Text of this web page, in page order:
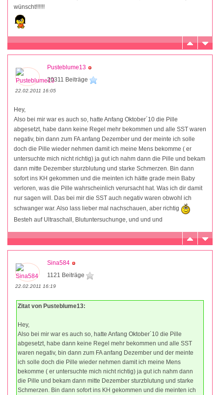
wünscht!!!!!!
Pusteblume13
20311 Beiträge
22.02.2011 16:05
Hey,
Also bei mir war es auch so, hatte Anfang Oktober´10 die Pille
abgesetzt, habe dann keine Regel mehr bekommen und alle SST waren
negativ, bin dann zum FA anfang Dezember und der meinte ich solle
doch die Pille wieder nehmen damit ich meine Mens bekomme ( er
untersuchte mich nicht richtig) ja gut ich nahm dann die Pille und bekam
dann mitte Dezember sturzblutung und starke Schmerzen. Bin dann
sofort ins KH gekommen und die meinten ich hätte grade mein Baby
verloren, was die Pille wahrscheinlich verursacht hat. Was ich dir damit
nur sagen will. Das bei mir die SST auch negativ waren obwohl ich
schwanger war. Also lass lieber mal nachschauen, aber richtig
Besteh auf Ultraschall, Blutuntersuchunge, und und und
Sina584
1121 Beiträge
22.02.2011 16:19
Zitat von Pusteblume13:
Hey,
Also bei mir war es auch so, hatte Anfang Oktober´10 die Pille
abgesetzt, habe dann keine Regel mehr bekommen und alle SST
waren negativ, bin dann zum FA anfang Dezember und der meinte
ich solle doch die Pille wieder nehmen damit ich meine Mens
bekomme ( er untersuchte mich nicht richtig) ja gut ich nahm dann
die Pille und bekam dann mitte Dezember sturzblutung und starke
Schmerzen. Bin dann sofort ins KH gekommen und die meinten ich